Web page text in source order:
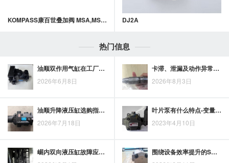
KOMPASS康百世叠加阀 MSA,MSB,MSW-02,03,04,06系列叠加式单向节流阀 DJ2A
热门信息
油顺双作用气缸在工厂自动化与机器人执行端的应用场景解析
2026年6月8日
卡滞、泄漏及动作异常出现时，jgh插装阀的维护排查思路
2026年8月3日
油顺升降液压缸选购指南：让每一笔投入更有依据
2026年7月18日
叶片泵有什么特点-变量泵的工作原理
2023年4月10日
崛内双向液压缸故障应对与日常维护要点 围绕设备效率提升的SMC电磁阀选型思路